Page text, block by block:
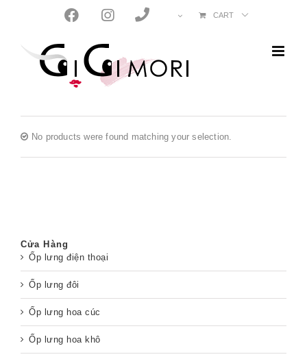
CART
No products were found matching your selection.
Cửa Hàng
Ốp lưng điện thoại
Ốp lưng đôi
Ốp lưng hoa cúc
Ốp lưng hoa khô